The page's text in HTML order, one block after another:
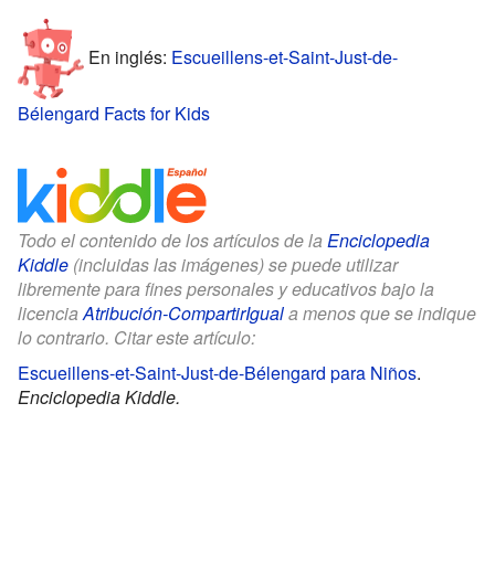
En inglés: Escueillens-et-Saint-Just-de-
Bélengard Facts for Kids
Todo el contenido de los artículos de la Enciclopedia
Kiddle (incluidas las imágenes) se puede utilizar
libremente para fines personales y educativos bajo la
licenciaAtribución-CompartirIguala menos que se indique
lo contrario. Citar este artículo:
Escueillens-et-Saint-Just-de-Bélengard para Niños.
Enciclopedia Kiddle.